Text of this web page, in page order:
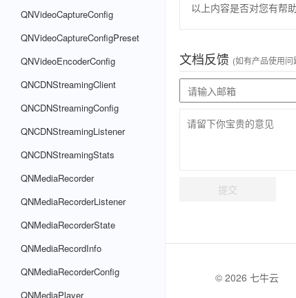
QNVideoCaptureConfig
QNVideoCaptureConfigPreset
QNVideoEncoderConfig
QNCDNStreamingClient
QNCDNStreamingConfig
QNCDNStreamingListener
QNCDNStreamingStats
QNMediaRecorder
QNMediaRecorderListener
QNMediaRecorderState
QNMediaRecordInfo
QNMediaRecorderConfig
QNMediaPlayer
以上内容是否对您有帮助
文档反馈 (如有产品使用问
提交
© 2026 七牛云